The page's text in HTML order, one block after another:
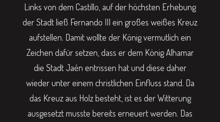
Links von dem Castillo, auf der höchsten Erhebung
der Stadt ließ Fernando III ein großes weißes Kreuz
aufstellen. Damit wollte der König vermutlich ein
Zeichen dafür setzen, dass er dem König Alhamar
die Stadt Jaén entrissen hat und diese daher
wieder unter einem christlichen Einfluss stand. Da
das Kreuz aus Holz besteht, ist es der Witterung
ausgesetzt musste bereits erneuert werden. Das